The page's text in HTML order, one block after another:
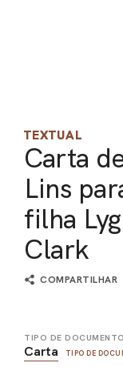
TEXTUAL
Carta
Lins
filha
Clark
COMPARTILHAR
TIPO DE DOCUMENTO
Carta TIPO DE